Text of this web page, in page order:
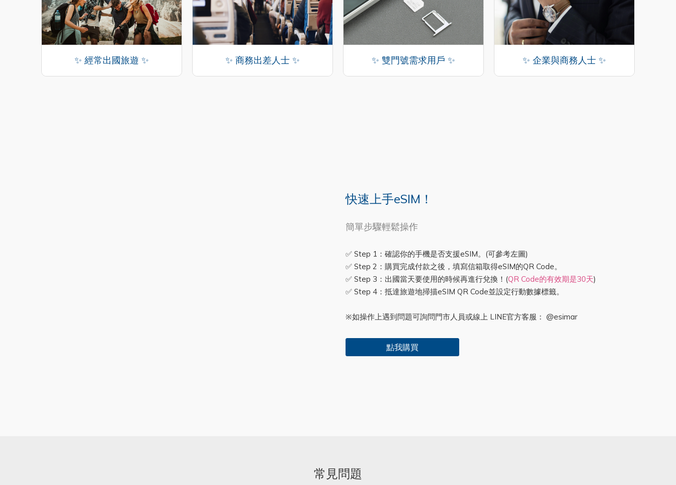
✨ 經常出國旅遊 ✨ ✨ 商務出差人士 ✨ ✨ 雙門號需求用戶 ✨ ✨ 企業與商務人士 ✨
快速上手eSIM！
簡單步驟輕鬆操作
✅ Step 1：確認你的手機是否支援eSIM。(可參考左圖)
✅ Step 2：購買完成付款之後，填寫信箱取得eSIM的QR Code。
✅ Step 3：出國當天要使用的時候再進行兌換！(QR Code的有效期是30天)
✅ Step 4：抵達旅遊地掃描eSIM QR Code並設定行動數據標籤。
※如操作上遇到問題可詢問門市人員或線上 LINE官方客服： @esimar
點我購買
常見問題